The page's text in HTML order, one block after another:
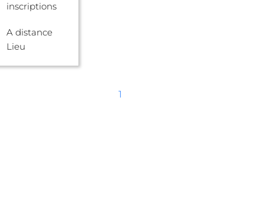
inscriptions
A distance
Lieu
1